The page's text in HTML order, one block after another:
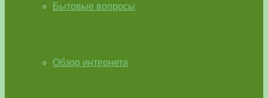
Бытовые вопросы
Обзор интернета